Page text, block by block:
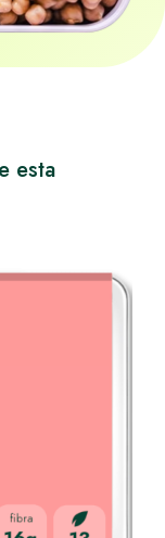
esta